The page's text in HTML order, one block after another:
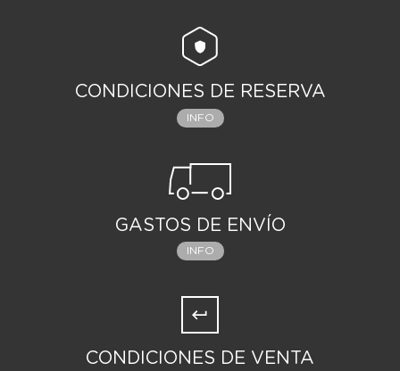
CONDICIONES DE RESERVA
INFO
GASTOS DE ENVÍO
INFO
CONDICIONES DE VENTA